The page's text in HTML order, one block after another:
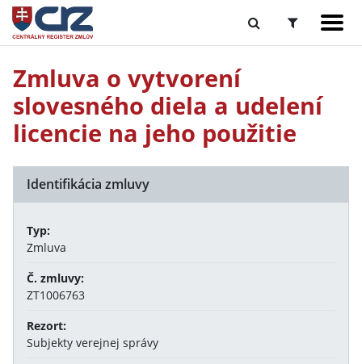
Zmluva o vytvorení
slovesného diela a udelení
licencie na jeho použitie
Identifikácia zmluvy
Typ:
Zmluva
Č. zmluvy:
ZT1006763
Rezort:
Subjekty verejnej správy